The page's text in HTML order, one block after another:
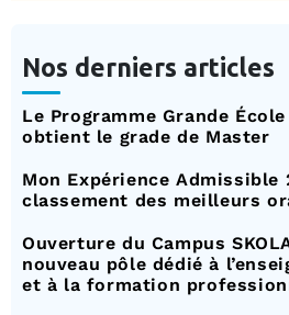
Nos derniers articles
Le Programme Grande École
obtient le grade de Master
Mon Expérience Admissible
classement des meilleurs
Ouverture du Campus
nouveau pôle dédié à
et à la formation